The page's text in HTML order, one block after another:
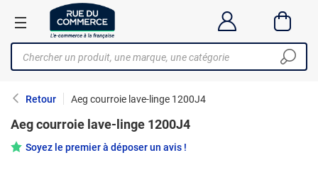
Retour Aeg courroie lave-linge 1200J4
Aeg courroie lave-linge 1200J4
Soyez le premier à déposer un avis !